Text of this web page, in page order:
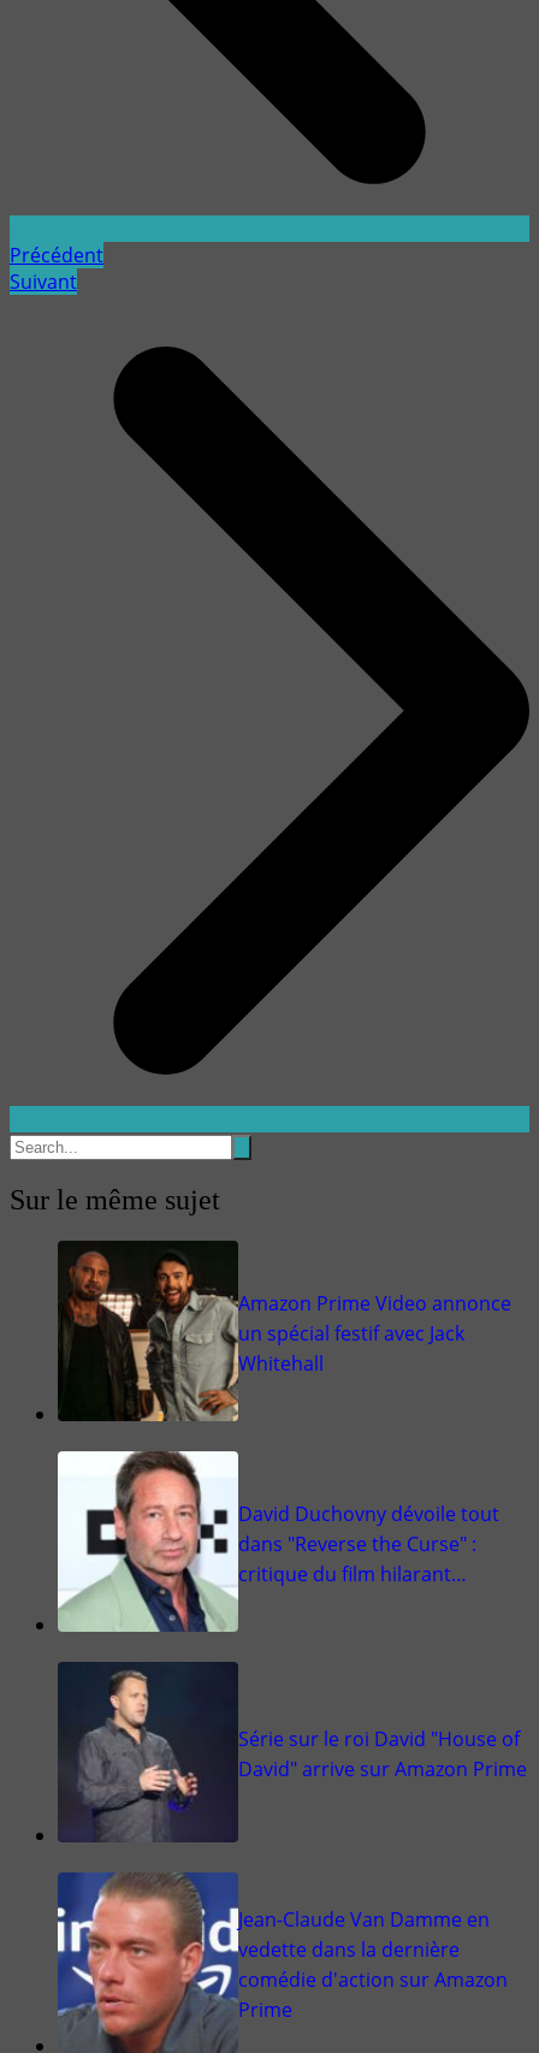
Précédent
Suivant
Sur le même sujet
Amazon Prime Video annonce
un spécial festif avec Jack
Whitehall
David Duchovny dévoile tout
dans "Reverse the Curse" :
critique du film hilarant…
Série sur le roi David "House of
David" arrive sur Amazon Prime
Jean-Claude Van Damme en
vedette dans la dernière
comédie d'action sur Amazon
Prime